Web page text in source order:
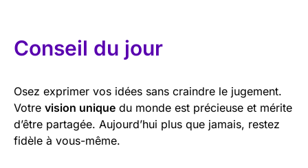
Conseil du jour
Osez exprimer vos idées sans craindre le jugement.
Votre vision unique du monde est précieuse et mérite
d’être partagée. Aujourd’hui plus que jamais, restez
fidèle à vous-même.